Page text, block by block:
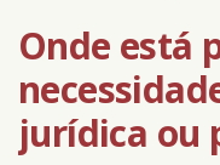
Onde está
jurídica ou